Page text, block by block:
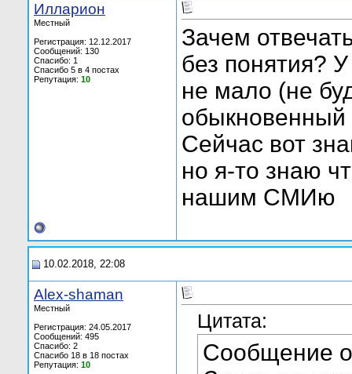
Илларион
Местный
Регистрация: 12.12.2017
Сообщений: 130
Спасибо: 1
Спасибо 5 в 4 постах
Репутация: 10
Зачем
без понятия?
не мало (не
обыкновенный
Сейчас вот
но я-то знаю
нашим СМИю
10.02.2018, 22:08
Alex-shaman
Местный
Регистрация: 24.05.2017
Сообщений: 495
Спасибо: 2
Спасибо 18 в 18 постах
Репутация: 10
Цитата:
Сообщение